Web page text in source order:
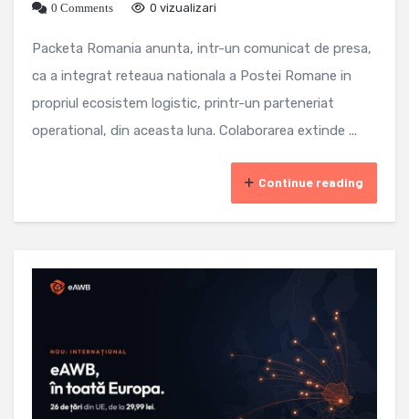
0 Comments
0 vizualizari
Packeta Romania anunta, intr-un comunicat de presa,
ca a integrat reteaua nationala a Postei Romane in
propriul ecosistem logistic, printr-un parteneriat
operational, din aceasta luna. Colaborarea extinde ...
Continue reading